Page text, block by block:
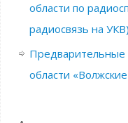
области по
радиосвязь на
Предварительные
области